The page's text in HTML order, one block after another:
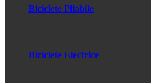
Biciclete Pliabile
Biciclete Electrice